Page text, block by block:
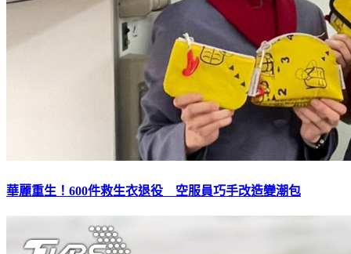
華麗重生！600件救生衣退役 空服員巧手改造變潮包